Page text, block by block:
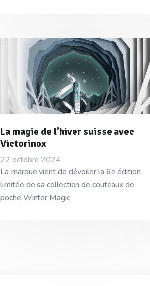
La magie de l’hiver suisse avec
Victorinox
22 octobre 2024
La marque vient de dévoiler la 6e édition
limitée de sa collection de couteaux de
poche Winter Magic